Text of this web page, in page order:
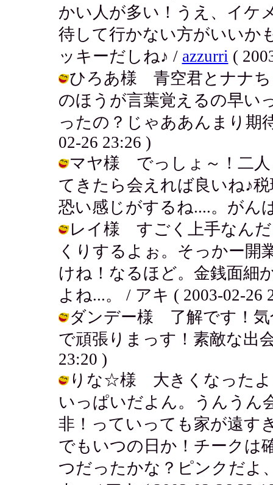
かい人が多い！うえ、イケ
待して行かない方がいいか
ッキーだしね♪ / azzurri (
ひろあ様 青空君とナナち
のほうが言葉覚えるの早い
ったの？じゃああんまり期
02-26 23:26 )
マヤ様 でっしょ～！二人
てきたら会えれば良いね♪
恐い感じがするね....。がん
レイ様 すごく上手なんだ
くりするよぉ。そっかー開
けね！なるほど。金銭面細
よね...。 / アキ ( 2003-02-26
ダンデー様 了解です！気
で頑張りまっす！素敵な出
23:20 )
りな☆様 大きくなったよ
いっぱいだよん。うんうん
非！っていっても家が遠す
でもいつの日か！チークは
つだったかな？ピンクだよ